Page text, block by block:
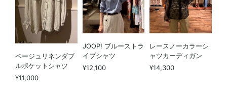
ベージュリネンダブ
ルポケットシャツ
¥11,000
JOOP! ブルーストラ
イプシャツ
¥12,100
レースノーカラーシ
ャツカーディガン
¥14,300